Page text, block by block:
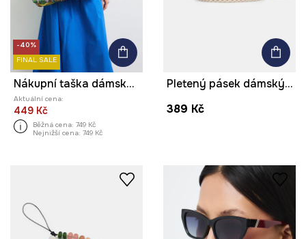
-40%
FINAL SALE
Nákupní taška dámská bavlněná
Aktuální cena:
449 Kč
Běžná cena: 749 Kč
Nejnižší cena: 749 Kč
Pletený pásek dámský bavlněný
389 Kč